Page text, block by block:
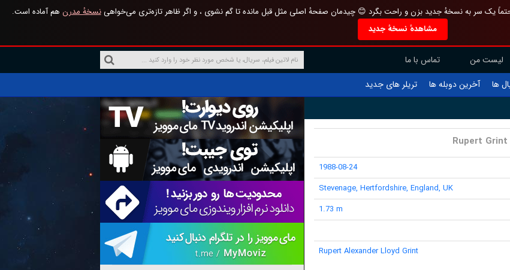
حتماً یک سر به نسخهٔ جدید بزن و راحت بگرد 😊 چیدمان صفحهٔ اصلی مثل قبل مانده تا گم نشوی ، و اگر ظاهر تازه‌تری می‌خواهینسخهٔ مدرن هم آماده است.
مشاهدهٔ نسخهٔ جدید
لیست من
تماس با ما
ها آخرین دوبله ها تریلر های جدید
Rupert Grint
1988-08-24
Stevenage, Hertfordshire, England, UK
1.73 m
Rupert Alexander Lloyd Grint